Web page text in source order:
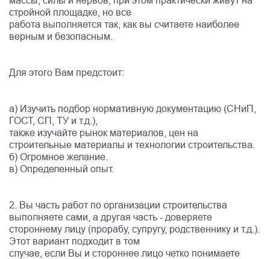
стройной площадке, но все
работа выполняется так, как вы считаете наиболее
верным и безопасным.
Для этого Вам предстоит:
а) Изучить подбор нормативную документацию (СНиП,
ГОСТ, СП, ТУ и т.д.),
также изучайте рынок материалов, цен на
строительные материалы и технологии строительства.
б) Огромное желание.
в) Определенный опыт.
2. Вы часть работ по организации строительства
выполняете сами, а другая часть - доверяете
стороннему лицу (прорабу, супругу, родственнику и т.д.).
Этот вариант подходит в том
случае, если Вы и стороннее лицо четко понимаете